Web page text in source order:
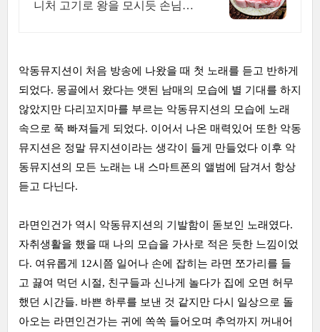
니처 고기로 왕을 모시듯 손님을
악동뮤지션이 처음 방송에 나왔을 때 첫 노래를 듣고 반하게
되었다. 몽골에서 왔다는 앳된 남매의 모습에 별 기대를 하지
않았지만 다리꼬지마를 부르는 악동뮤지션의 모습에 노래
속으로 푹 빠져들게 되었다. 이어서 나온 매력있어 또한 악동
뮤지션은 정말 뮤지션이라는 생각이 들게 만들었다 이후 악
동뮤지션의 모든 노래는 내 스마트폰의 앨범에 담겨서 항상
듣고 다닌다.
라면인건가 역시 악동뮤지션의 기발함이 돋보인 노래였다.
자취생활을 했을 때 나의 모습을 가사로 적은 듯한 느낌이었
다. 여유롭게 12시쯤 일어나 손에 잡히는 라면 쪼가리를 들
고 끓여 먹던 시절, 친구들과 신나게 놀다가 집에 오면 허무
했던 시간들. 바쁜 하루를 보낸 것 같지만 다시 일상으로 돌
아오는 라면인건가는 귀에 쏙쏙 들어오며 추억까지 꺼내어